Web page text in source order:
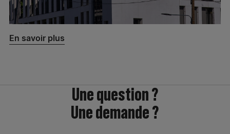
En savoir plus
Une question ?
Une demande ?